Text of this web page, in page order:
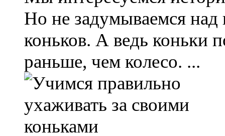
Но не задумываемся
коньков. А ведь коньки
раньше, чем колесо. ...